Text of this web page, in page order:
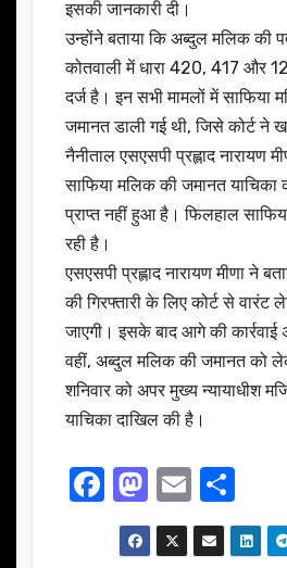
इसकी जानकारी दी।
उन्होंने बताया कि अब्दुल मलिक की
कोतवाली में धारा 420, 417 और
दर्ज है। इन सभी मामलों में साफिया
जमानत डाली गई थी, जिसे कोर्ट ने
नैनीताल एसएसपी प्रह्लाद नारायण
साफिया मलिक की जमानत याचिका
प्राप्त नहीं हुआ है। फिलहाल
रही है।
एसएसपी प्रह्लाद नारायण मीणा ने
की गिरफ्तारी के लिए कोर्ट से वारंट
जाएगी। इसके बाद आगे की कार्रवाई
वहीं, अब्दुल मलिक की जमानत को
शनिवार को अपर मुख्य न्यायाधीश
याचिका दाखिल की है।
F
a
c
M
a
st
E
m
ail
h
ar